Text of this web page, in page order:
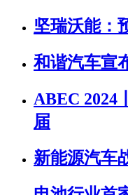
坚瑞沃能：
和谐汽车宣
ABEC 2024
届
新能源汽车